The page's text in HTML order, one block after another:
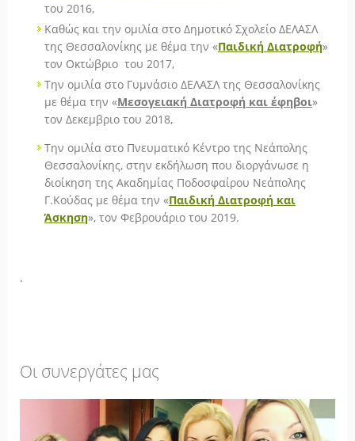
του 2016,
Kαθώς και την ομιλία στο Δημοτικό Σχολείο ΔΕΛΑΣΛ
της Θεσσαλονίκης με θέμα την «Παιδική Διατροφή»
τον Οκτώβριο του 2017,
Την ομιλία στο Γυμνάσιο ΔΕΛΑΣΛ της Θεσσαλονίκης
με θέμα την «Μεσογειακή Διατροφή και έφηβοι»
τον Δεκεμβριο του 2018,
Την ομιλία στο Πνευματικό Κέντρο της Νεάπολης
Θεσσαλονίκης, στην εκδήλωση που διοργάνωσε η
διοίκηση της Ακαδημίας Ποδοσφαίρου Νεάπολης
Γ.Κούδας με θέμα την «Παιδική Διατροφή και
Άσκηση», τον Φεβρουάριο του 2019.
.
Οι συνεργάτες μας